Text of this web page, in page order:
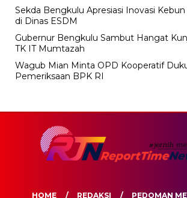
Sekda Bengkulu Apresiasi Inovasi
di Dinas ESDM
Gubernur Bengkulu Sambut Hangat
TK IT Mumtazah
Wagub Mian Minta OPD Kooperatif
Pemeriksaan BPK RI
HOME REDAKSI PEDOMAN